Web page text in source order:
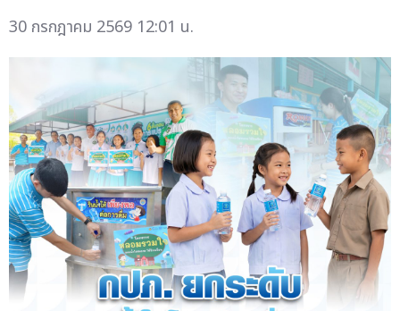
30 กรกฎาคม 2569 12:01 น.